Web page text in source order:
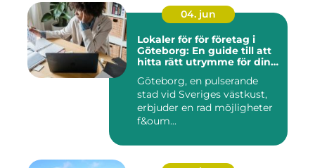
04. jun
Lokaler för för företag i
Göteborg: En guide till att
hitta rätt utrymme för din
Göteborg, en pulserande
stad vid Sveriges västkust,
erbjuder en rad möjligheter
f&oum...